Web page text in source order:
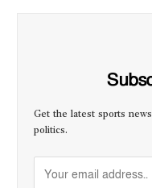
Get the latest sports
politics.